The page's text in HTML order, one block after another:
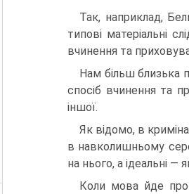
Так, наприклад,
типові матеріальні
вчинення та
Нам більш близька
спосіб вчинення та
іншої.
Як відомо, в
в навколишньому
на нього, а ідеальні —
Коли мова йде про